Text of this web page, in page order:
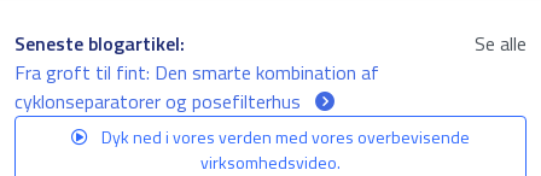
Seneste blogartikel:
Se alle
Fra groft til fint: Den smarte kombination af
cyklonseparatorer og posefilterhus
Dyk ned i vores verden med vores overbevisende
virksomhedsvideo.